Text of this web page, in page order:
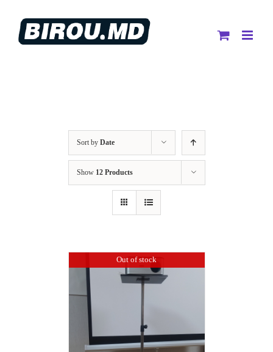
content
Sort by Date
Show 12 Products
Out of stock